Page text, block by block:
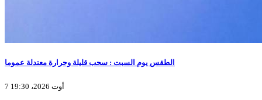
الطقس يوم السبت : سحب قليلة وحرارة معتدلة عموما
7 أوت 2026، 19:30